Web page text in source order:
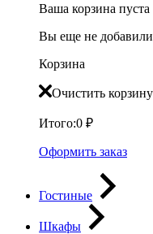
Ваша корзина пуста
Вы еще не
Корзина
Очистить корзину
Итого:0 ₽
Оформить заказ
Гостиные
Шкафы